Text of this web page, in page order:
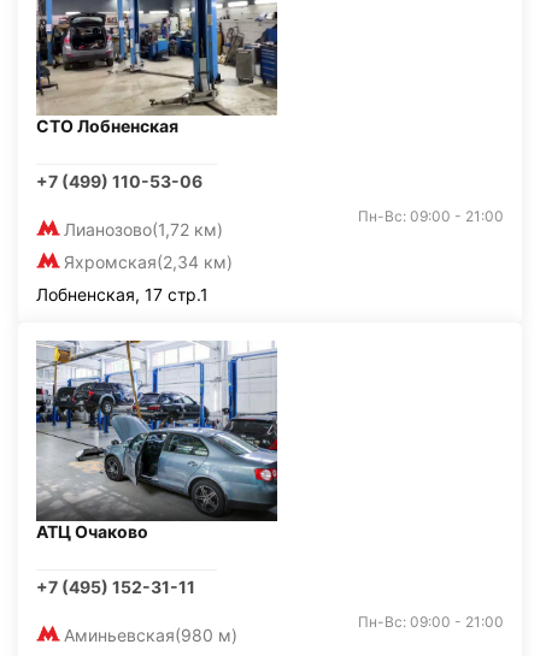
СТО Лобненская
+7 (499) 110-53-06
Лианозово(1,72 км)
Яхромская(2,34 км)
Пн-Вс: 09:00 - 21:00
Лобненская, 17 стр.1
АТЦ Очаково
+7 (495) 152-31-11
Аминьевская(980 м)
Пн-Вс: 09:00 - 21:00